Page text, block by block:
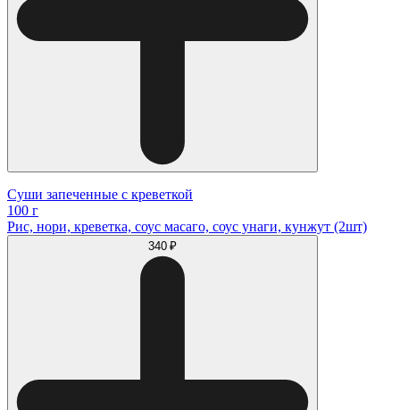
Суши запеченные с креветкой
100 г
Рис, нори, креветка, соус масаго, соус унаги, кунжут (2шт)
340 ₽